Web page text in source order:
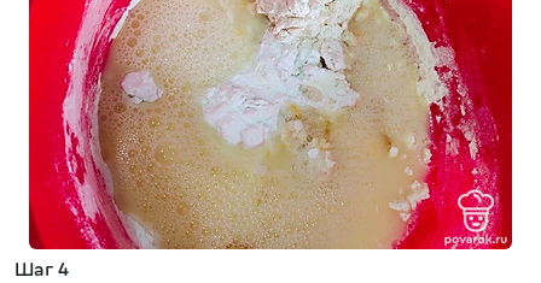
Шаг 4